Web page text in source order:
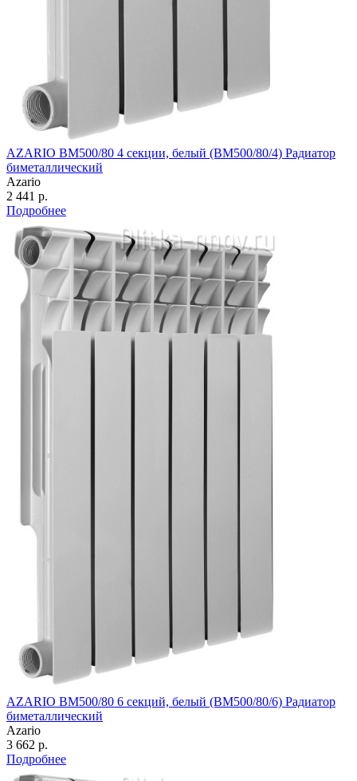
AZARIO BM500/80 4 секции, белый (BM500/80/4) Радиатор
биметаллический
Azario
2 441 р.
Подробнее
AZARIO BM500/80 6 секций, белый (BM500/80/6) Радиатор
биметаллический
Azario
3 662 р.
Подробнее